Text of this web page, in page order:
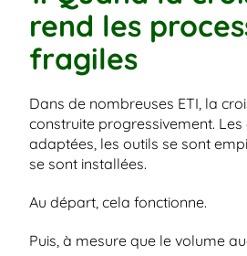
rend les
fragiles
Dans de nombreuses ETI, la
construite progressivement.
adaptées, les outils se sont
se sont installées.
Au départ, cela fonctionne.
Puis, à mesure que le volume